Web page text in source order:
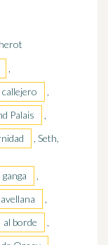
,
,
Palais
,
, Seth,
ganga
,
avellana
,
al borde
,